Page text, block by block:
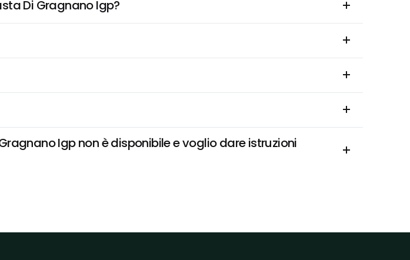
Di Gragnano Igp?
Igp non è disponibile e voglio dare istruzioni